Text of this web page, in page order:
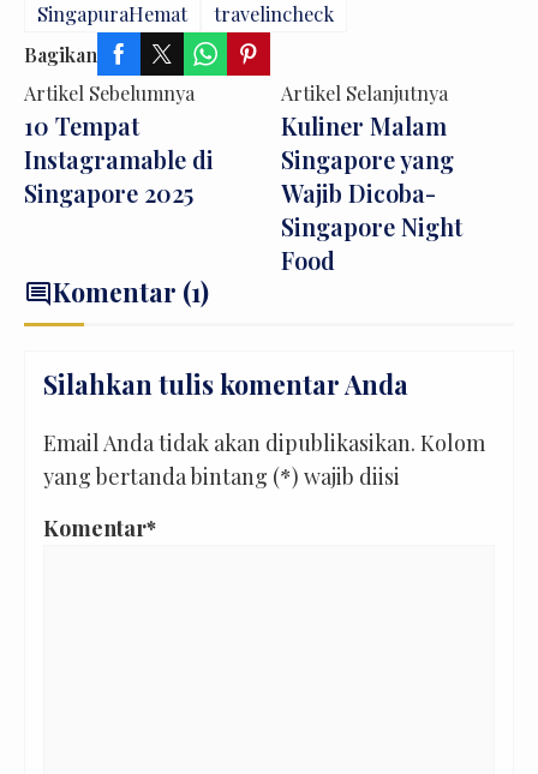
SingapuraHemat
travelincheck
Bagikan
Artikel Sebelumnya
10 Tempat
Instagramable di
Singapore 2025
Artikel Selanjutnya
Kuliner Malam
Singapore yang
Wajib Dicoba-
Singapore Night
Food
commentKomentar (1)
Silahkan tulis komentar Anda
Email Anda tidak akan dipublikasikan. Kolom
yang bertanda bintang (*) wajib diisi
Komentar*